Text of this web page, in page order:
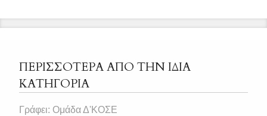
ΠΕΡΙΣΣΟΤΕΡΑ ΑΠΟ ΤΗΝ ΙΔΙΑ
ΚΑΤΗΓΟΡΙΑ
Γράφει: Ομάδα Δ'ΚΟΣΕ